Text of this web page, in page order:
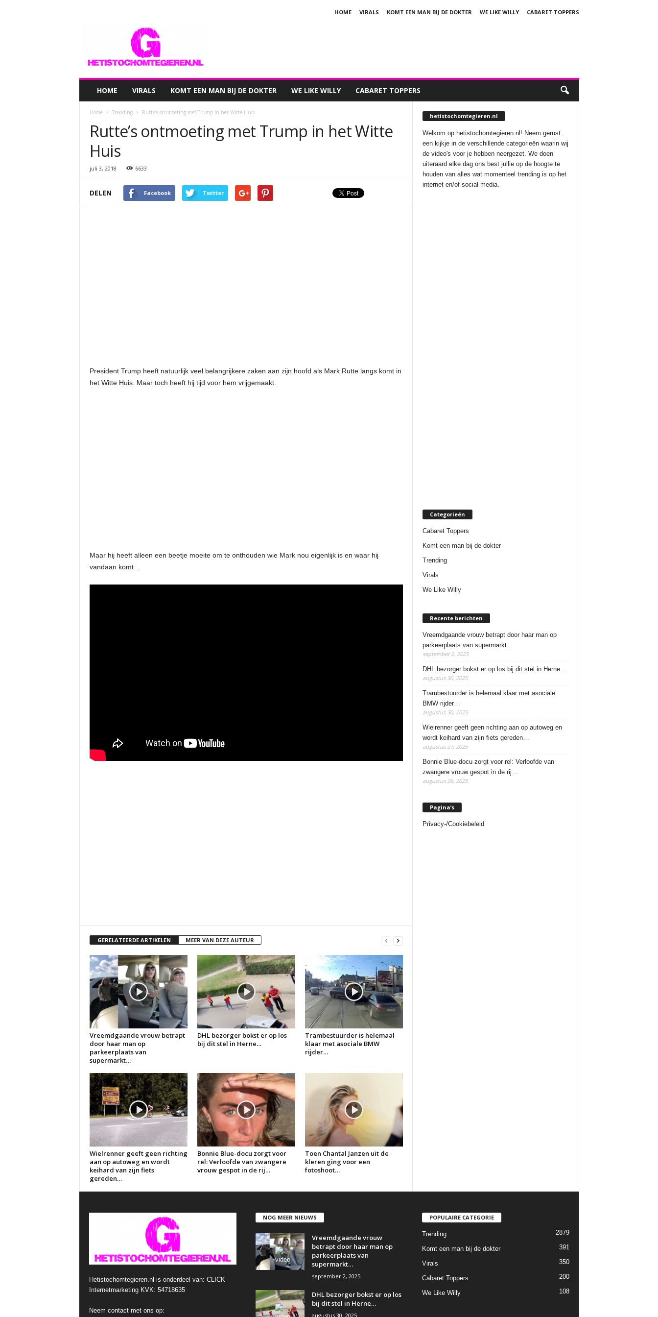
HOME VIRALS KOMT EEN MAN BIJ DE DOKTER WE LIKE WILLY
CABARET TOPPERS
HOME VIRALS KOMT EEN MAN BIJ DE DOKTER WE LIKE WILLY CABARET TOPPERS
Home Trending Rutte’s ontmoeting met Trump in het Witte Huis
Rutte’s ontmoeting met Trump in het Witte
Huis
juli 3, 2018 6633
DELEN Facebook Twitter
President Trump heeft natuurlijk veel belangrijkere zaken aan zijn hoofd als Mark Rutte langs komt in
het Witte Huis. Maar toch heeft hij tijd voor hem vrijgemaakt.
Maar hij heeft alleen een beetje moeite om te onthouden wie Mark nou eigenlijk is en waar hij
vandaan komt…
GERELATEERDE ARTIKELEN MEER VAN DEZE AUTEUR
Vreemdgaande vrouw betrapt
door haar man op
parkeerplaats van
supermarkt…
DHL bezorger bokst er op los
bij dit stel in Herne…
Trambestuurder is helemaal
klaar met asociale BMW
rijder…
Wielrenner geeft geen richting
aan op autoweg en wordt
keihard van zijn fiets
gereden…
Bonnie Blue-docu zorgt voor
rel: Verloofde van zwangere
vrouw gespot in de rij…
Toen Chantal Janzen uit de
kleren ging voor een
fotoshoot…
hetistochomtegieren.nl
Welkom op hetistochomtegieren.nl! Neem gerust
een kijkje in de verschillende categorieën waarin wij
de video's voor je hebben neergezet. We doen
uiteraard elke dag ons best jullie op de hoogte te
houden van alles wat momenteel trending is op het
internet en/of social media.
Categorieën
Cabaret Toppers
Komt een man bij de dokter
Trending
Virals
We Like Willy
Recente berichten
Vreemdgaande vrouw betrapt door haar man op
parkeerplaats van supermarkt…
september 2, 2025
DHL bezorger bokst er op los bij dit stel in Herne…
augustus 30, 2025
Trambestuurder is helemaal klaar met asociale
BMW rijder…
augustus 30, 2025
Wielrenner geeft geen richting aan op autoweg en
wordt keihard van zijn fiets gereden…
augustus 27, 2025
Bonnie Blue-docu zorgt voor rel: Verloofde van
zwangere vrouw gespot in de rij…
augustus 26, 2025
Pagina’s
Privacy-/Cookiebeleid
Hetistochomtegieren.nl is onderdeel van: CLICK
Internetmarketing KVK: 54718635
Neem contact met ons op:
NOG MEER NIEUWS
Vreemdgaande vrouw
betrapt door haar man op
parkeerplaats van
supermarkt…
september 2, 2025
DHL bezorger bokst er op los
bij dit stel in Herne…
augustus 30, 2025
POPULAIRE CATEGORIE
Trending 2879
Komt een man bij de dokter 391
Virals 350
Cabaret Toppers 200
We Like Willy 108